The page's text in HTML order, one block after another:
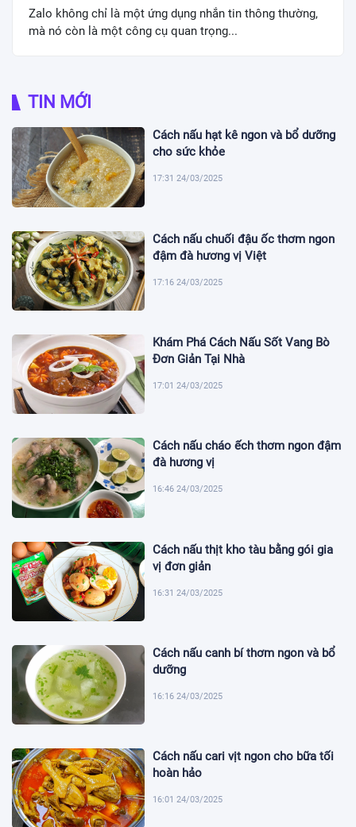
Zalo không chỉ là một ứng dụng nhắn tin thông thường,
mà nó còn là một công cụ quan trọng...
TIN MỚI
Cách nấu hạt kê ngon và bổ dưỡng
cho sức khỏe
17:31 24/03/2025
Cách nấu chuối đậu ốc thơm ngon
đậm đà hương vị Việt
17:16 24/03/2025
Khám Phá Cách Nấu Sốt Vang Bò
Đơn Giản Tại Nhà
17:01 24/03/2025
Cách nấu cháo ếch thơm ngon đậm
đà hương vị
16:46 24/03/2025
Cách nấu thịt kho tàu bằng gói gia
vị đơn giản
16:31 24/03/2025
Cách nấu canh bí thơm ngon và bổ
dưỡng
16:16 24/03/2025
Cách nấu cari vịt ngon cho bữa tối
hoàn hảo
16:01 24/03/2025